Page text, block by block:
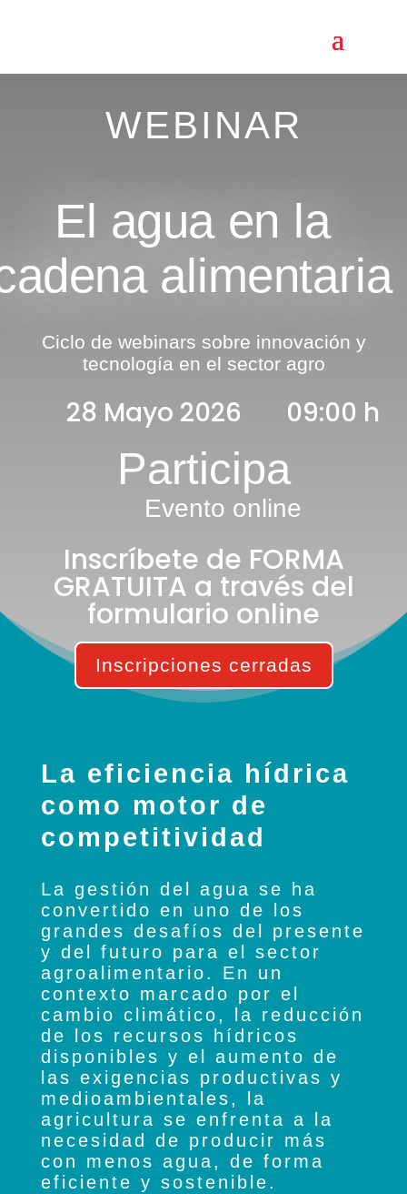
WEBINAR
El agua en la
alimentaria
Ciclo de webinars sobre innovación y
tecnología en el sector agro
28 Mayo 2026 09:00 h
Participa
Evento online
Inscríbete de FORMA
GRATUITA a través del
formulario online
Inscripciones cerradas
La eficiencia hídrica
como motor de
competitividad
La gestión del agua se ha
convertido en uno de los
grandes desafíos del presente
y del futuro para el sector
agroalimentario. En un
contexto marcado por el
cambio climático, la reducción
de los recursos hídricos
disponibles y el aumento de
las exigencias productivas y
medioambientales, la
agricultura se enfrenta a la
necesidad de producir más
con menos agua, de forma
eficiente y sostenible.